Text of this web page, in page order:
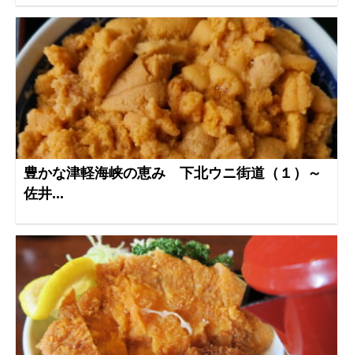
豊かな津軽海峡の恵み 下北ウニ街道（１）～
佐井...